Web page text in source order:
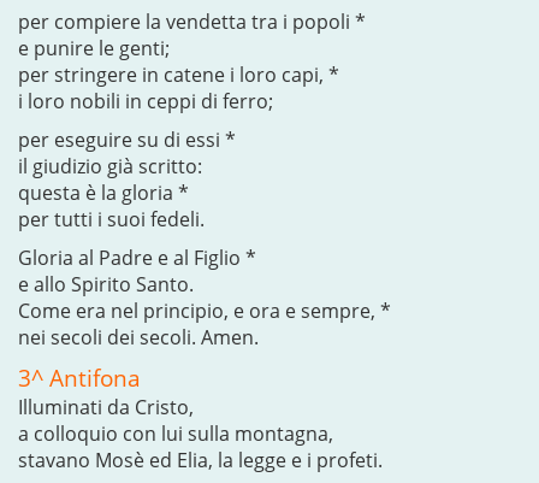
per compiere la vendetta tra i popoli *
e punire le genti;
per stringere in catene i loro capi, *
i loro nobili in ceppi di ferro;
per eseguire su di essi *
il giudizio già scritto:
questa è la gloria *
per tutti i suoi fedeli.
Gloria al Padre e al Figlio *
e allo Spirito Santo.
Come era nel principio, e ora e sempre, *
nei secoli dei secoli. Amen.
3^ Antifona
Illuminati da Cristo,
a colloquio con lui sulla montagna,
stavano Mosè ed Elia, la legge e i profeti.